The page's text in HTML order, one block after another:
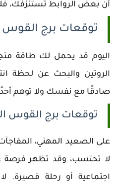
أن بعض الروابط تستنزفك،
توقعات برج القوس
اليوم قد يحمل لك طاقة
الروتين والبحث عن لحظة
صادقًا مع نفسك ولا توهم
توقعات برج القوس
على الصعيد المهني،
لا تحتسب، وقد تظهر فرصة
اجتماعية أو رحلة قصيرة.